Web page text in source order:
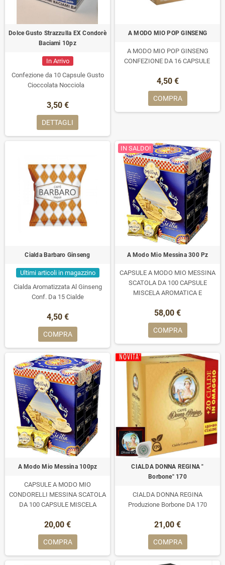
Dolce Gusto Strazzulla EX Condorè
Baciami 10pz
In Arrivo
Confezione da 10 Capsule Gusto
Cioccolata Nocciola
3,50 €
DETTAGLI
A MODO MIO POP GINSENG
A MODO MIO POP GINSENG
CONFEZIONE DA 16 CAPSULE
4,50 €
COMPRA
Cialda Barbaro Ginseng
Ultimi articoli in magazzino
Cialda Aromatizzata Al Ginseng
Conf. Da 15 Cialde
4,50 €
COMPRA
IN SALDO!
A Modo Mio Messina 300 Pz
CAPSULE A MODO MIO MESSINA
SCATOLA DA 100 CAPSULE
MISCELA AROMATICA E
58,00 €
COMPRA
A Modo Mio Messina 100pz
CAPSULE A MODO MIO
CONDORELLI MESSINA SCATOLA
DA 100 CAPSULE MISCELA
MORBIDA
20,00 €
COMPRA
CIALDA DONNA REGINA "
Borbone" 170
CIALDA DONNA REGINA
Produzione Borbone DA 170
21,00 €
COMPRA